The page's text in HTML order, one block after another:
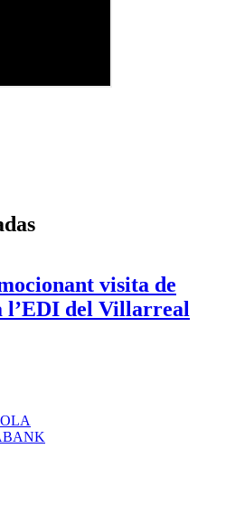
visita de
l’EDI del Villarreal